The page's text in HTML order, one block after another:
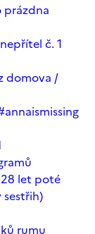
prázdna
č. 1
domova /
28 let poté
sestřih)
rumu